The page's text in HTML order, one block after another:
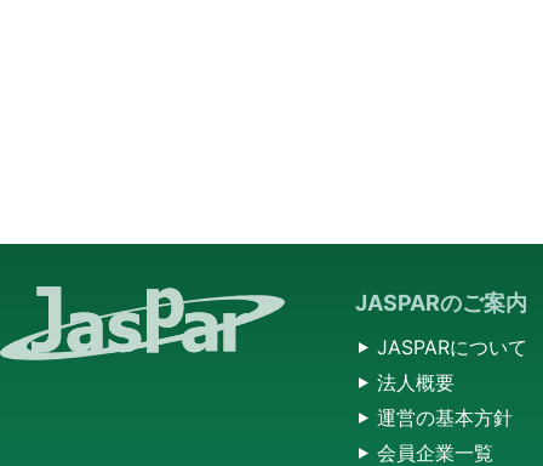
JASPARのご案内
JASPARについて
法人概要
運営の基本方針
会員企業一覧